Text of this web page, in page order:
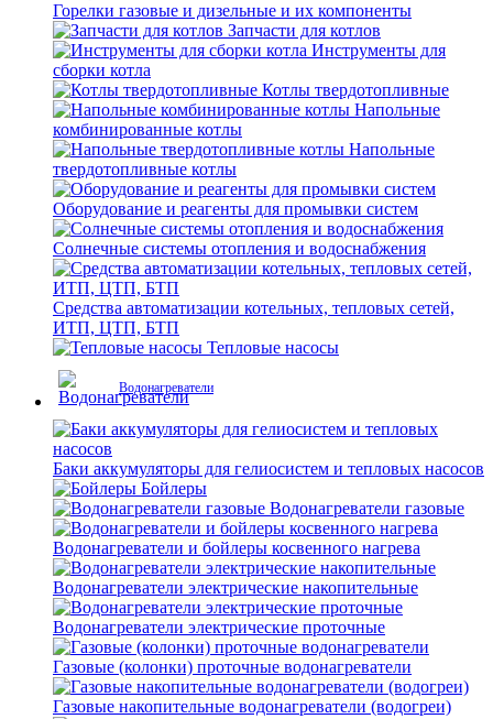
Горелки газовые и дизельные и их компоненты
Запчасти для котлов
Инструменты для
сборки котла
Котлы твердотопливные
Напольные
комбинированные котлы
Напольные
твердотопливные котлы
Оборудование и реагенты для промывки систем
Солнечные системы отопления и водоснабжения
Средства автоматизации котельных, тепловых сетей,
ИТП, ЦТП, БТП
Тепловые насосы
Водонагреватели
Баки аккумуляторы для гелиосистем и тепловых насосов
Бойлеры
Водонагреватели газовые
Водонагреватели и бойлеры косвенного нагрева
Водонагреватели электрические накопительные
Водонагреватели электрические проточные
Газовые (колонки) проточные водонагреватели
Газовые накопительные водонагреватели (водогреи)